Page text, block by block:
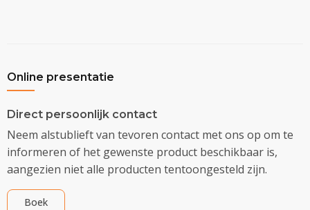
Online presentatie
Direct persoonlijk contact
Neem alstublieft van tevoren contact met ons op om te
informeren of het gewenste product beschikbaar is,
aangezien niet alle producten tentoongesteld zijn.
Boek